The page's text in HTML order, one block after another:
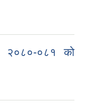
२०८०-०८१ को